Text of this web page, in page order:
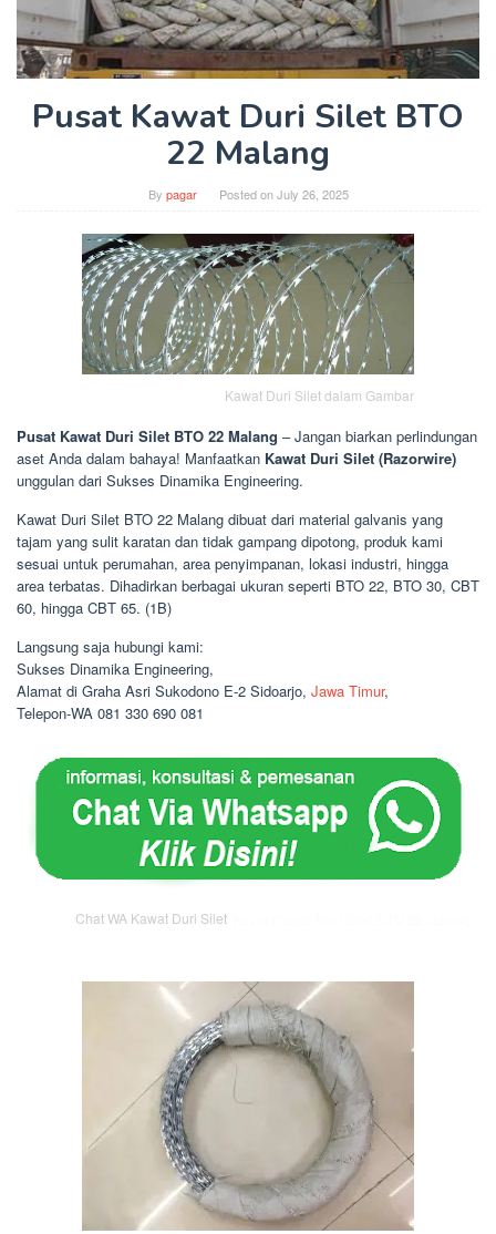
Pusat Kawat Duri Silet BTO
22 Malang
By pagar Posted onJuly 26, 2025
Kawat Duri Silet dalam Gambar
Pusat Kawat Duri Silet BTO 22 Malang – Jangan biarkan perlindungan
aset Anda dalam bahaya! Manfaatkan Kawat Duri Silet (Razorwire)
unggulan dari Sukses Dinamika Engineering.
Kawat Duri Silet BTO 22 Malang dibuat dari material galvanis yang
tajam yang sulit karatan dan tidak gampang dipotong, produk kami
sesuai untuk perumahan, area penyimpanan, lokasi industri, hingga
area terbatas. Dihadirkan berbagai ukuran seperti BTO 22, BTO 30, CBT
60, hingga CBT 65. (1B)
Langsung saja hubungi kami:
Sukses Dinamika Engineering,
Alamat di Graha Asri Sukodono E-2 Sidoarjo, Jawa Timur,
Telepon-WA 081 330 690 081
Chat WA Kawat Duri Silet